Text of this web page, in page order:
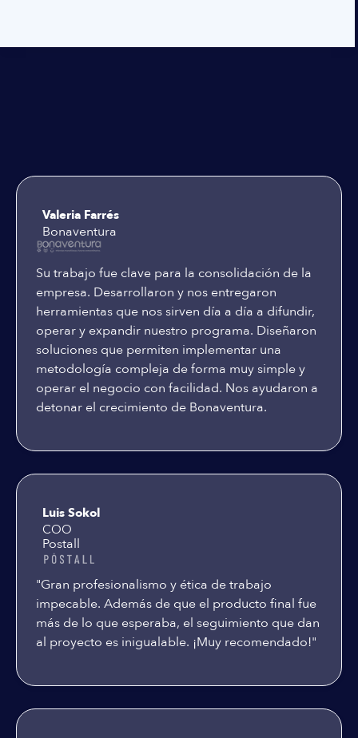
Valeria Farrés
Bonaventura
Su trabajo fue clave para la consolidación de la
empresa. Desarrollaron y nos entregaron
herramientas que nos sirven día a día a difundir,
operar y expandir nuestro programa. Diseñaron
soluciones que permiten implementar una
metodología compleja de forma muy simple y
operar el negocio con facilidad. Nos ayudaron a
detonar el crecimiento de Bonaventura.
Luis Sokol
COO
Postall
"Gran profesionalismo y ética de trabajo
impecable. Además de que el producto final fue
más de lo que esperaba, el seguimiento que dan
al proyecto es inigualable. ¡Muy recomendado!"